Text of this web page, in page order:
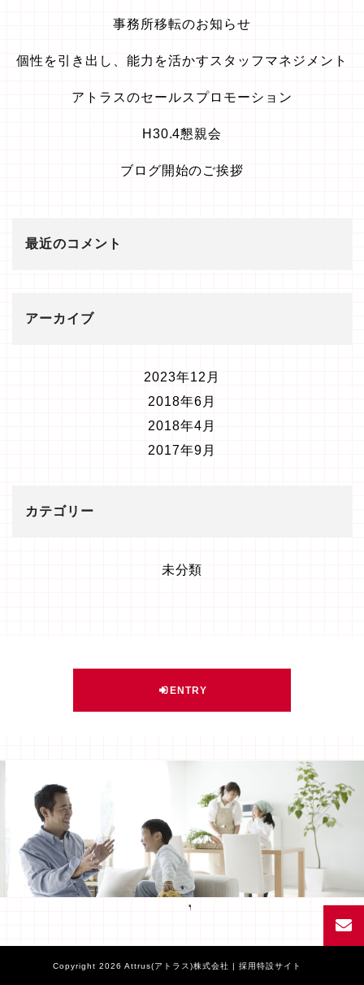
事務所移転のお知らせ
個性を引き出し、能力を活かすスタッフマネジメント
アトラスのセールスプロモーション
H30.4懇親会
ブログ開始のご挨拶
最近のコメント
アーカイブ
2023年12月
2018年6月
2018年4月
2017年9月
カテゴリー
未分類
ENTRY
Facebook
Copyright 2026 Attrus(アトラス)株式会社 | 採用特設サイト